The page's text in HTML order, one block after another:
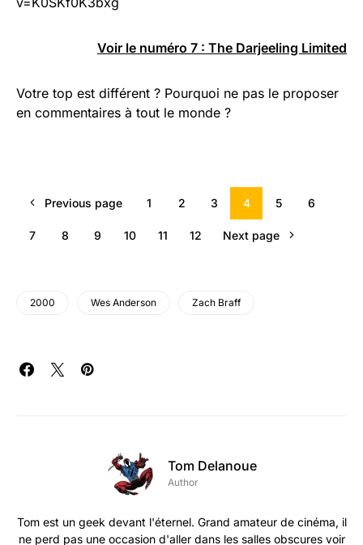
Voir le numéro 7 : The Darjeeling Limited
Votre top est différent ? Pourquoi ne pas le proposer
en commentaires à tout le monde ?
Previous page 1 2 3 4 5 6
7 8 9 10 11 12 Next page
2000 Wes Anderson Zach Braff
Tom Delanoue
Author
Tom est un geek devant l'éternel. Grand amateur de cinéma, il
ne perd pas une occasion d'aller dans les salles obscures voir